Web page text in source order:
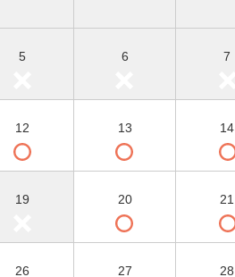
5 6 7
12 13 14
19 20 21
26 27 28